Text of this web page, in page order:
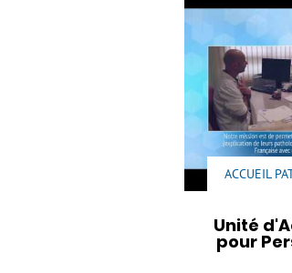
ACCUEIL
Unité
pour